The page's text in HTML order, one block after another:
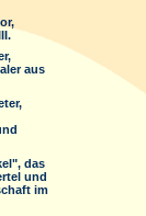
aus
das
und
im